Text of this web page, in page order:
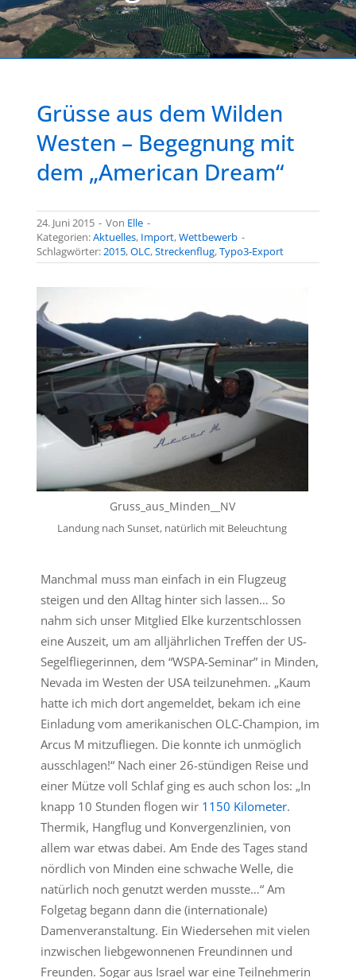
Grüsse aus dem Wilden
Westen – Begegnung mit
dem „American Dream“
24. Juni 2015 - Von Elle -
Kategorien:Aktuelles, Import,Wettbewerb -
Schlagwörter:2015,OLC,Streckenflug,Typo3-Export
Gruss_aus_Minden__NV
Landung nach Sunset, natürlich mit Beleuchtung
Manchmal muss man einfach in ein Flugzeug
steigen und den Alltag hinter sich lassen… So
nahm sich unser Mitglied Elke kurzentschlossen
eine Auszeit, um am alljährlichen Treffen der US-
Segelfliegerinnen, dem “WSPA-Seminar” in Minden,
Nevada im Westen der USA teilzunehmen. „Kaum
hatte ich mich dort angemeldet, bekam ich eine
Einladung vom amerikanischen OLC-Champion, im
Arcus M mitzufliegen. Die konnte ich unmöglich
ausschlagen!“ Nach einer 26-stündigen Reise und
einer Mütze voll Schlaf ging es auch schon los: „In
knapp 10 Stunden flogen wir 1150 Kilometer.
Thermik, Hangflug und Konvergenzlinien, von
allem war etwas dabei. Am Ende des Tages stand
nördlich von Minden eine schwache Welle, die
natürlich noch genutzt werden musste…“ Am
Folgetag begann dann die (internationale)
Damenveranstaltung. Ein Wiedersehen mit vielen
inzwischen liebgewonnenen Freundinnen und
Freunden. Sogar aus Israel war eine Teilnehmerin